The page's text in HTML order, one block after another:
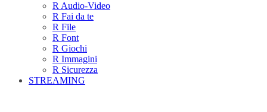
R Audio-Video
R Fai da te
R File
R Font
R Giochi
R Immagini
R Sicurezza
STREAMING